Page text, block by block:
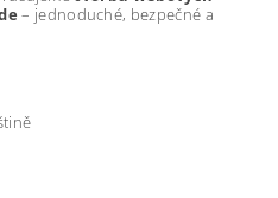
– jednoduché, bezpečné a